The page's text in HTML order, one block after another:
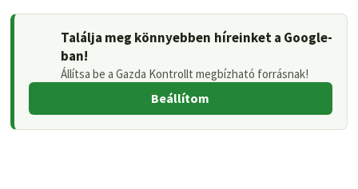
Találja meg könnyebben híreinket a Google-
ban!
Állítsa be a Gazda Kontrollt megbízható forrásnak!
Beállítom